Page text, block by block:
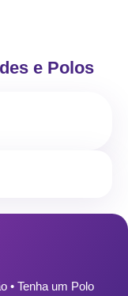
e Polos
• Tenha um Polo